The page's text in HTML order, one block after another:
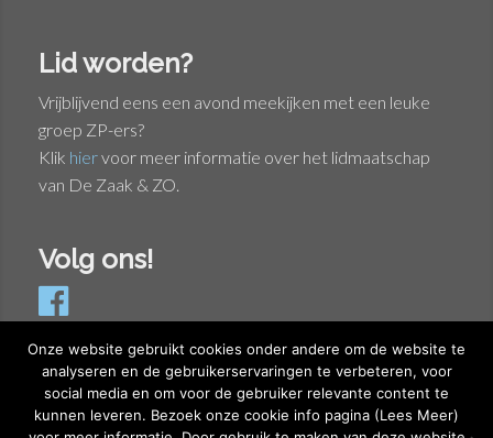
Lid worden?
Vrijblijvend eens een avond meekijken met een leuke
groep ZP-ers?
Klik hiervoor meer informatie over het lidmaatschap
van De Zaak & ZO.
Volg ons!
Privacyverklaring
Cookieverklaring
Onze website gebruikt cookies onder andere om de website te
analyseren en de gebruikerservaringen te verbeteren, voor
social media en om voor de gebruiker relevante content te
kunnen leveren. Bezoek onze cookie info pagina (Lees Meer)